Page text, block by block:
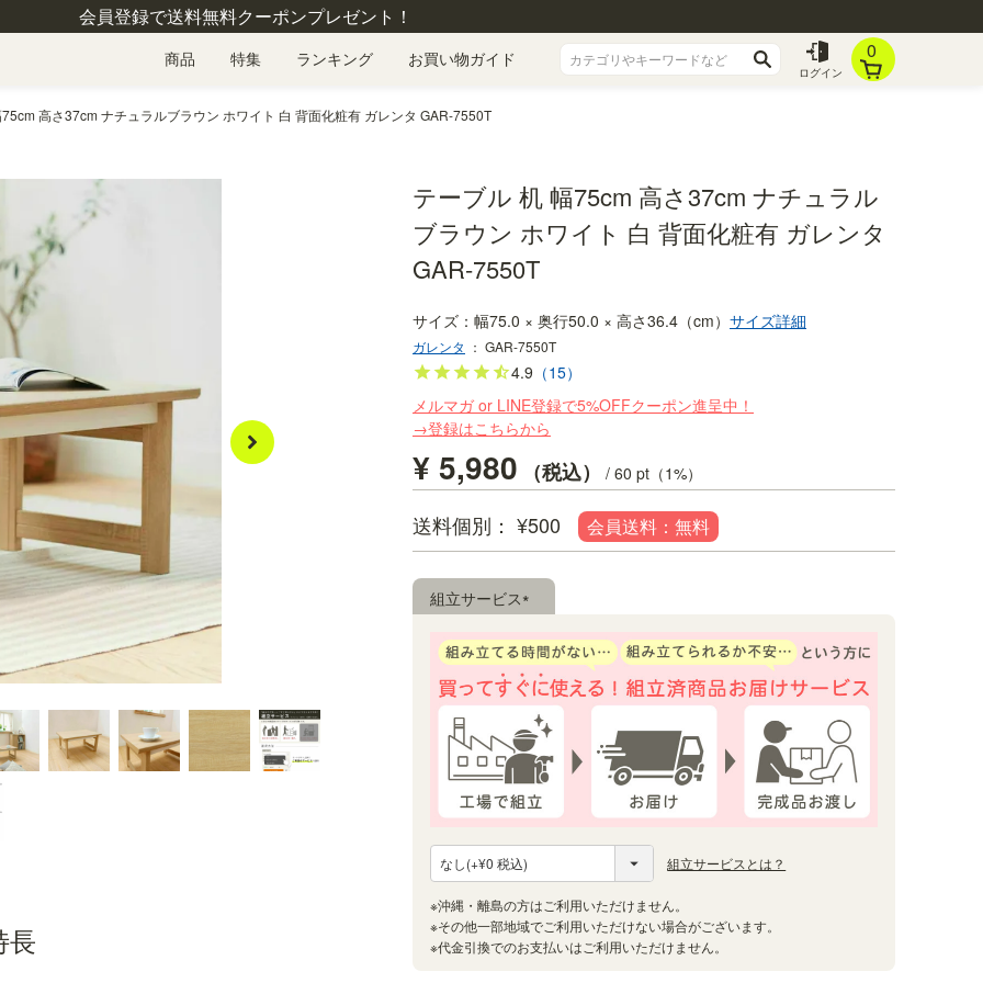
会員登録で送料無料クーポンプレゼント！
商品 特集 ランキング お買い物ガイド
ログイン
0
高さ37cm ナチュラルブラウン ホワイト 白 背面化粧有 ガレンタ GAR-7550T
ワンルームにピッタリサイズ
ワンルームなどの一人暮らしの部
長
テーブル 机 幅75cm 高さ37cm ナチュラル
ブラウン ホワイト 白 背面化粧有 ガレンタ
GAR-7550T
幅75.0 × 奥行50.0 × 高さ36.4（cm） サイズ詳細
ガレンタ ： GAR-7550T
4.9 （15）
メルマガ or LINE登録で5%OFFクーポン進呈中！
→登録はこちらから
¥5,980 税込 / 60 pt（1%）
送料個別 ¥500
組立サービス
須)
組立サービスとは？